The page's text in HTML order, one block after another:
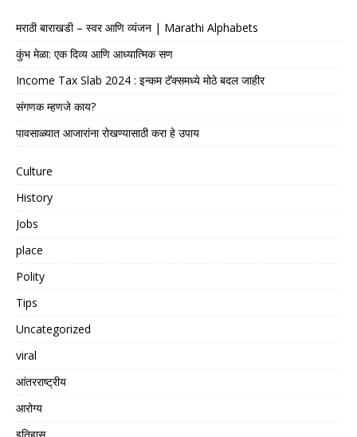
मराठी बाराखडी – स्वर आणि व्यंजन | Marathi Alphabets
कुंभ मेळा: एक दिव्य आणि आध्यात्मिक सण
Income Tax Slab 2024 : इन्कम टॅक्समध्ये मोठे बदल जाहीर
संगणक म्हणजे काय?
पावसाळ्यात आजारांना रोखण्यासाठी करा हे उपाय
Culture
History
Jobs
place
Polity
Tips
Uncategorized
viral
आंतरराष्ट्रीय
आरोग्य